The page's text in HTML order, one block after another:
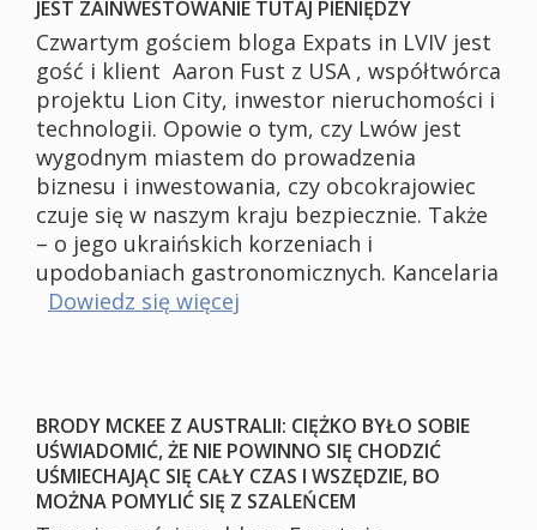
JEST ZAINWESTOWANIE TUTAJ PIENIĘDZY
Czwartym gościem bloga Expats in LVIV jest
gość i klient Aaron Fust z USA , współtwórca
projektu Lion City, inwestor nieruchomości i
technologii. Opowie o tym, czy Lwów jest
wygodnym miastem do prowadzenia
biznesu i inwestowania, czy obcokrajowiec
czuje się w naszym kraju bezpiecznie. Także
– o jego ukraińskich korzeniach i
upodobaniach gastronomicznych. Kancelaria
Dowiedz się więcej
BRODY MCKEE Z AUSTRALII: CIĘŻKO BYŁO SOBIE
UŚWIADOMIĆ, ŻE NIE POWINNO SIĘ CHODZIĆ
UŚMIECHAJĄC SIĘ CAŁY CZAS I WSZĘDZIE, BO
MOŻNA POMYLIĆ SIĘ Z SZALEŃCEM